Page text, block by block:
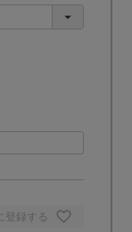
登録する